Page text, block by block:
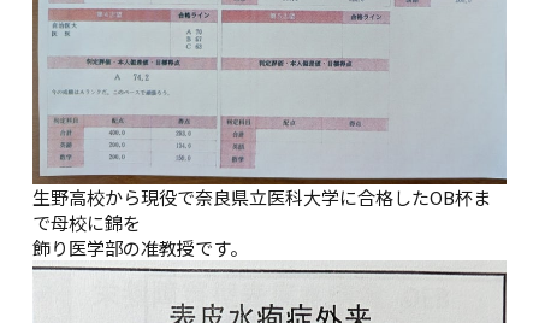
生野高校から現役で奈良県立医科大学に合格したOB杯ま
で母校に錦を
飾り医学部の准教授です。